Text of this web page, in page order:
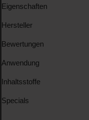
Eigenschaften
Hersteller
Bewertungen
Anwendung
Inhaltsstoffe
Specials